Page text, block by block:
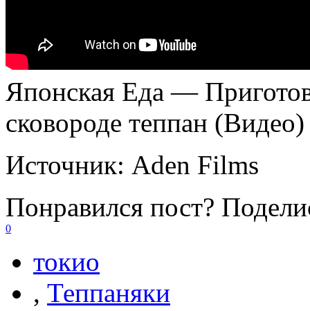
Японская Еда —
сковороде теппан (Видео)
Источник: Aden Films
Понравился пост?
0
токио
, Теппаняки